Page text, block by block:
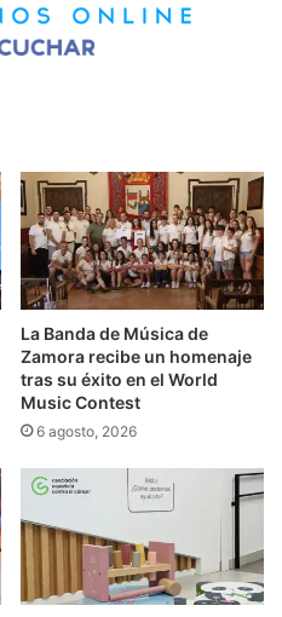
La Banda de Música de
Zamora recibe un homenaje
tras su éxito en el World
Music Contest
6 agosto, 2026